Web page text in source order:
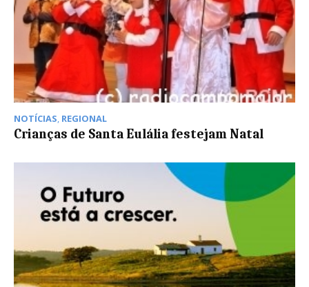
NOTÍCIAS REGIONAL
Crianças de Santa Eulália festejam Natal